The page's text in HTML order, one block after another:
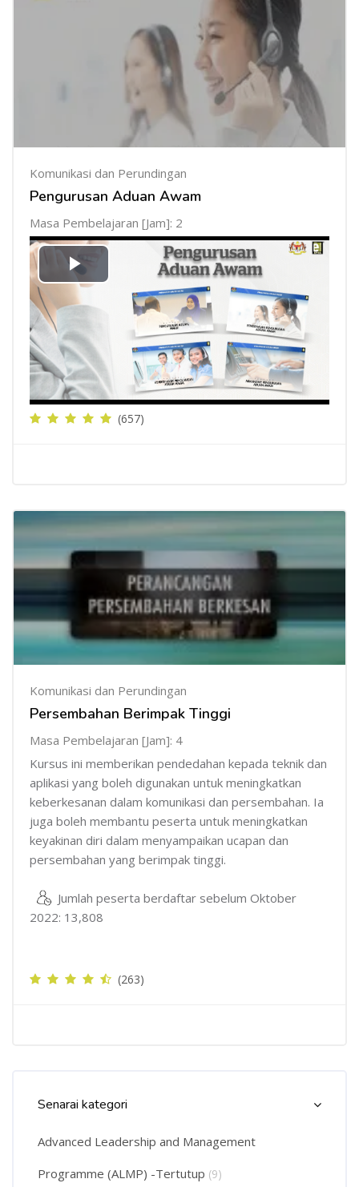
Komunikasi dan Perundingan
Pengurusan Aduan Awam
Masa Pembelajaran [Jam]: 2
Mainkan
Video
(657)
Komunikasi dan Perundingan
Persembahan Berimpak Tinggi
Masa Pembelajaran [Jam]: 4
Kursus ini memberikan pendedahan kepada teknik dan
aplikasi yang boleh digunakan untuk meningkatkan
keberkesanan dalam komunikasi dan persembahan. Ia
juga boleh membantu peserta untuk meningkatkan
keyakinan diri dalam menyampaikan ucapan dan
persembahan yang berimpak tinggi.
Jumlah peserta berdaftar sebelum Oktober
2022: 13,808
(263)
Senarai kategori
Advanced Leadership and Management
Programme (ALMP) -Tertutup (9)